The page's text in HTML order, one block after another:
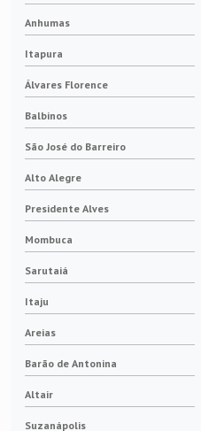
Anhumas
Itapura
Álvares Florence
Balbinos
São José do Barreiro
Alto Alegre
Presidente Alves
Mombuca
Sarutaiá
Itaju
Areias
Barão de Antonina
Altair
Suzanápolis